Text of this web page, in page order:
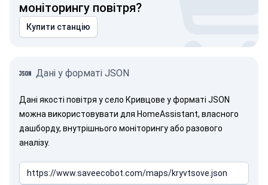
моніторингу повітря?
Купити станцію
Дані у форматі JSON
Дані якості повітря у село Кривцове у форматі JSON
можна використовувати для HomeAssistant, власного
дашборду, внутрішнього моніторингу або разового
аналізу.